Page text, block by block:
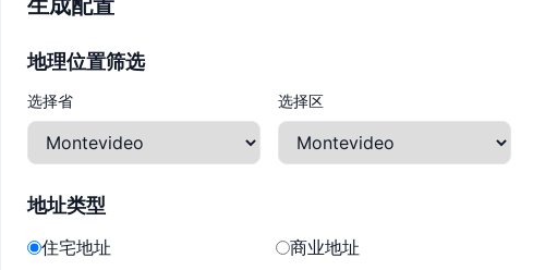
生成配置
地理位置筛选
选择省 选择区
地址类型
住宅地址
商业地址